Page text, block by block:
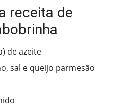
receita de
de azeite
sal e queijo parmesão